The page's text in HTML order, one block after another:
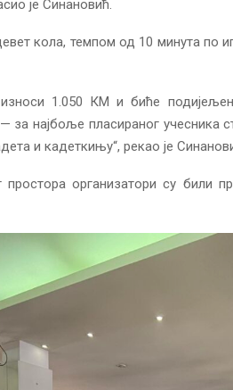
је Синановић.
кола, темпом од 10 минута по
1.050 КМ и биће
за најбоље пласираног учесника
и кадеткињу“, рекао је
простора организатори су били